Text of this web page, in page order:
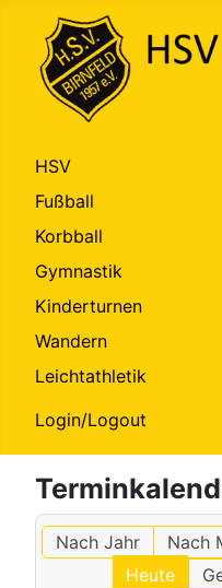
HSV
Fußball
Korbball
Gymnastik
Kinderturnen
Wandern
Leichtathletik
Login/Logout
Nach Jahr Nach
Heute